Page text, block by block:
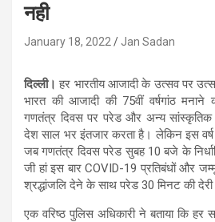
नही
January 18, 2022 Jan Sadan
दिल्ली।हर भारतीय आजादी के उत्सव पर
भारत की आजादी की 75वीं वर्षगांठ मनाने
गणतंत्र दिवस पर परेड और अन्य सांस्कृतिक
देश साल भर इंतजार करता है। लेकिन इस वर्ष
जब गणतंत्र दिवस परेड सुबह 10 बजे के
जी हां इस बार COVID-19 प्रतिबंधों और
श्रद्धांजलि देने के साथ परेड 30 मिनट की
एक वरिष्ठ पुलिस अधिकारी ने बताया कि